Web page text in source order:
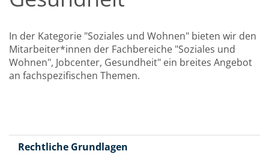
In der Kategorie "Soziales und Wohnen" bieten wir den
Mitarbeiter*innen der Fachbereiche "Soziales und
Wohnen", Jobcenter, Gesundheit" ein breites Angebot
an fachspezifischen Themen.
Rechtliche Grundlagen